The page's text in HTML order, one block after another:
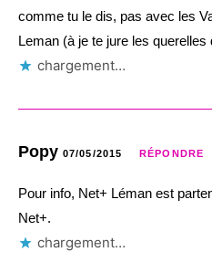
comme tu le dis, pas avec les
Leman (à je te jure les
chargement…
Popy 07/05/2015 RÉPONDRE
Pour info, Net+ Léman est
Net+.
chargement…